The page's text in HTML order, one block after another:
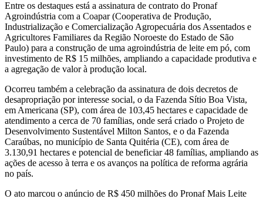
Entre os destaques está a assinatura de contrato do Pronaf
Agroindústria com a Coapar (Cooperativa de Produção,
Industrialização e Comercialização Agropecuária dos Assentados e
Agricultores Familiares da Região Noroeste do Estado de São
Paulo) para a construção de uma agroindústria de leite em pó, com
investimento de R$ 15 milhões, ampliando a capacidade produtiva e
a agregação de valor à produção local.
Ocorreu também a celebração da assinatura de dois decretos de
desapropriação por interesse social, o da Fazenda Sítio Boa Vista,
em Americana (SP), com área de 103,45 hectares e capacidade de
atendimento a cerca de 70 famílias, onde será criado o Projeto de
Desenvolvimento Sustentável Milton Santos, e o da Fazenda
Caraúbas, no município de Santa Quitéria (CE), com área de
3.130,91 hectares e potencial de beneficiar 48 famílias, ampliando as
ações de acesso à terra e os avanços na política de reforma agrária
no país.
O ato marcou o anúncio de R$ 450 milhões do Pronaf Mais Leite